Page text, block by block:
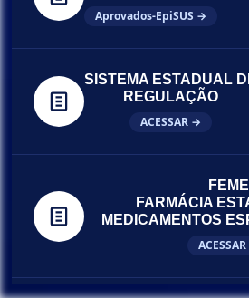
Aprovados-EpiSUS →
SISTEMA ESTADUAL
REGULAÇÃO
ACESSAR →
FEME
FARMÁCIA
MEDICAMENTOS